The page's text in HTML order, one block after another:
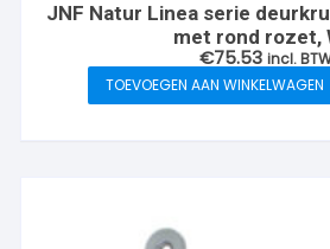
JNF Natur Linea serie
met rond rozet,
€75.53 incl.
TOEVOEGEN AAN WINKELWAGEN